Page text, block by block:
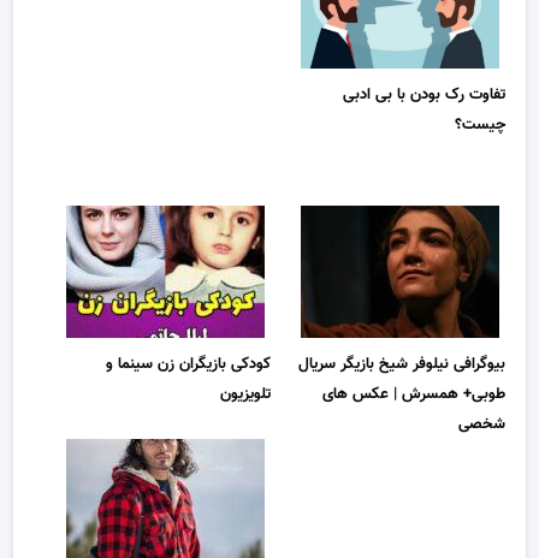
تفاوت رک بودن با بی ادبی
چیست؟
بیوگرافی نیلوفر شیخ بازیگر سریال
طوبی+ همسرش | عکس های
شخصی
کودکی بازیگران زن سینما و
تلویزیون